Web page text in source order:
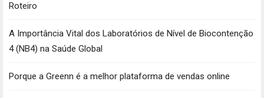
Roteiro
A Importância Vital dos Laboratórios de Nível de Biocontenção
4 (NB4) na Saúde Global
Porque a Greenn é a melhor plataforma de vendas online